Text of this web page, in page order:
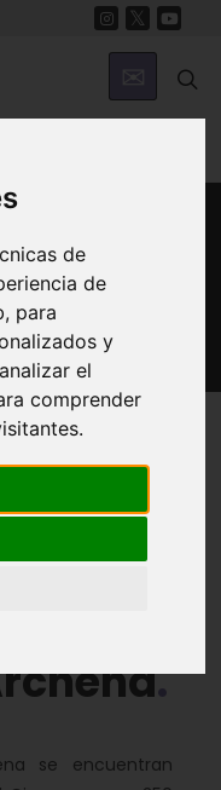
de
de
para
y
el
comprender
Militar
se encuentran